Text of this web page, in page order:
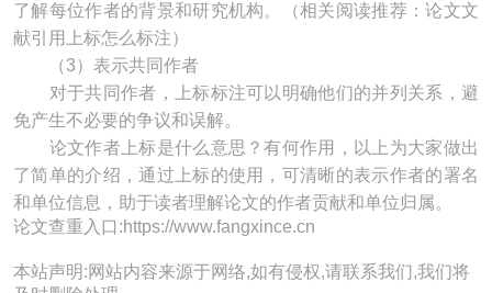
了解每位作者的背景和研究机构。（相关阅读推荐：论文文
献引用上标怎么标注）
（3）表示共同作者
对于共同作者，上标标注可以明确他们的并列关系，避
免产生不必要的争议和误解。
论文作者上标是什么意思？有何作用，以上为大家做出
了简单的介绍，通过上标的使用，可清晰的表示作者的署名
和单位信息，助于读者理解论文的作者贡献和单位归属。
论文查重入口:https://www.fangxince.cn
本站声明:网站内容来源于网络,如有侵权,请联系我们,我们将